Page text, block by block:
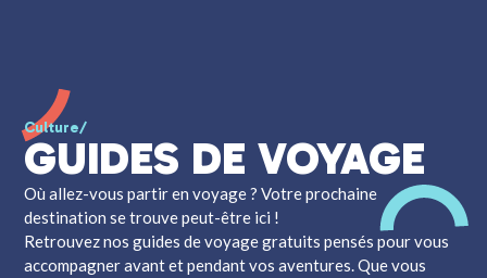
Culture/
GUIDES DE VOYAGE
Où allez-vous partir en voyage ? Votre prochaine
destination se trouve peut-être ici !
Retrouvez nos guides de voyage gratuits pensés pour vous
accompagner avant et pendant vos aventures. Que vous